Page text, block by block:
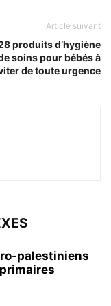
Article suivant
produits d’hygiène
soins pour bébés à
de toute urgence
palestiniens